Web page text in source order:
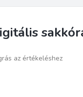
az értékeléshez